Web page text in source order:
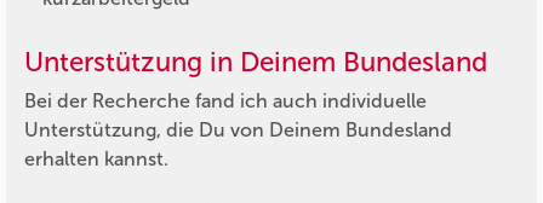
Unterstützung in Deinem Bundesland
Bei der Recherche fand ich auch individuelle
Unterstützung, die Du von Deinem Bundesland
erhalten kannst.